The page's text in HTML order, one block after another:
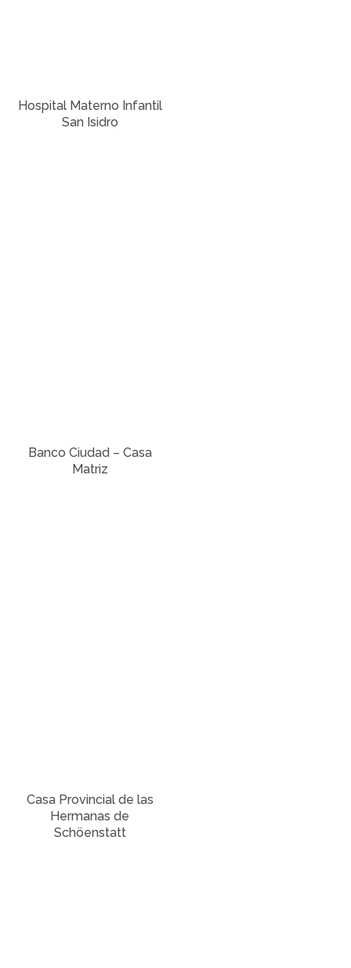
Hospital Materno Infantil
San Isidro
Banco Ciudad – Casa
Matriz
Casa Provincial de las
Hermanas de
Schöenstatt